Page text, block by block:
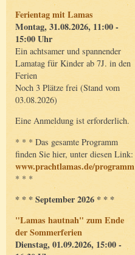
Ferientag mit Lamas
Montag, 31.08.2026, 11:00 -
15:00 Uhr
Ein achtsamer und spannender
Lamatag für Kinder ab 7J. in den
Ferien
Noch 3 Plätze frei (Stand vom
03.08.2026)
Eine Anmeldung ist erforderlich.
* * * Das gesamte Programm
finden Sie hier, unter diesen Link:
www.prachtlamas.de/programm
* * *
* * * September 2026 * * *
"Lamas hautnah" zum Ende
der Sommerferien
Dienstag, 01.09.2026, 15:00 -